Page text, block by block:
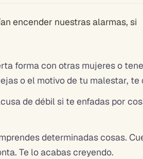
encender nuestras alarmas, si
forma con otras mujeres o
o el motivo de tu malestar,
de débil si te enfadas por
determinadas cosas.
Te lo acabas creyendo.